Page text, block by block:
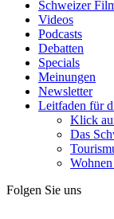
Schweizer
Videos
Podcasts
Debatten
Specials
Meinungen
Newsletter
Leitfaden für
Klick
Das
Folgen Sie uns